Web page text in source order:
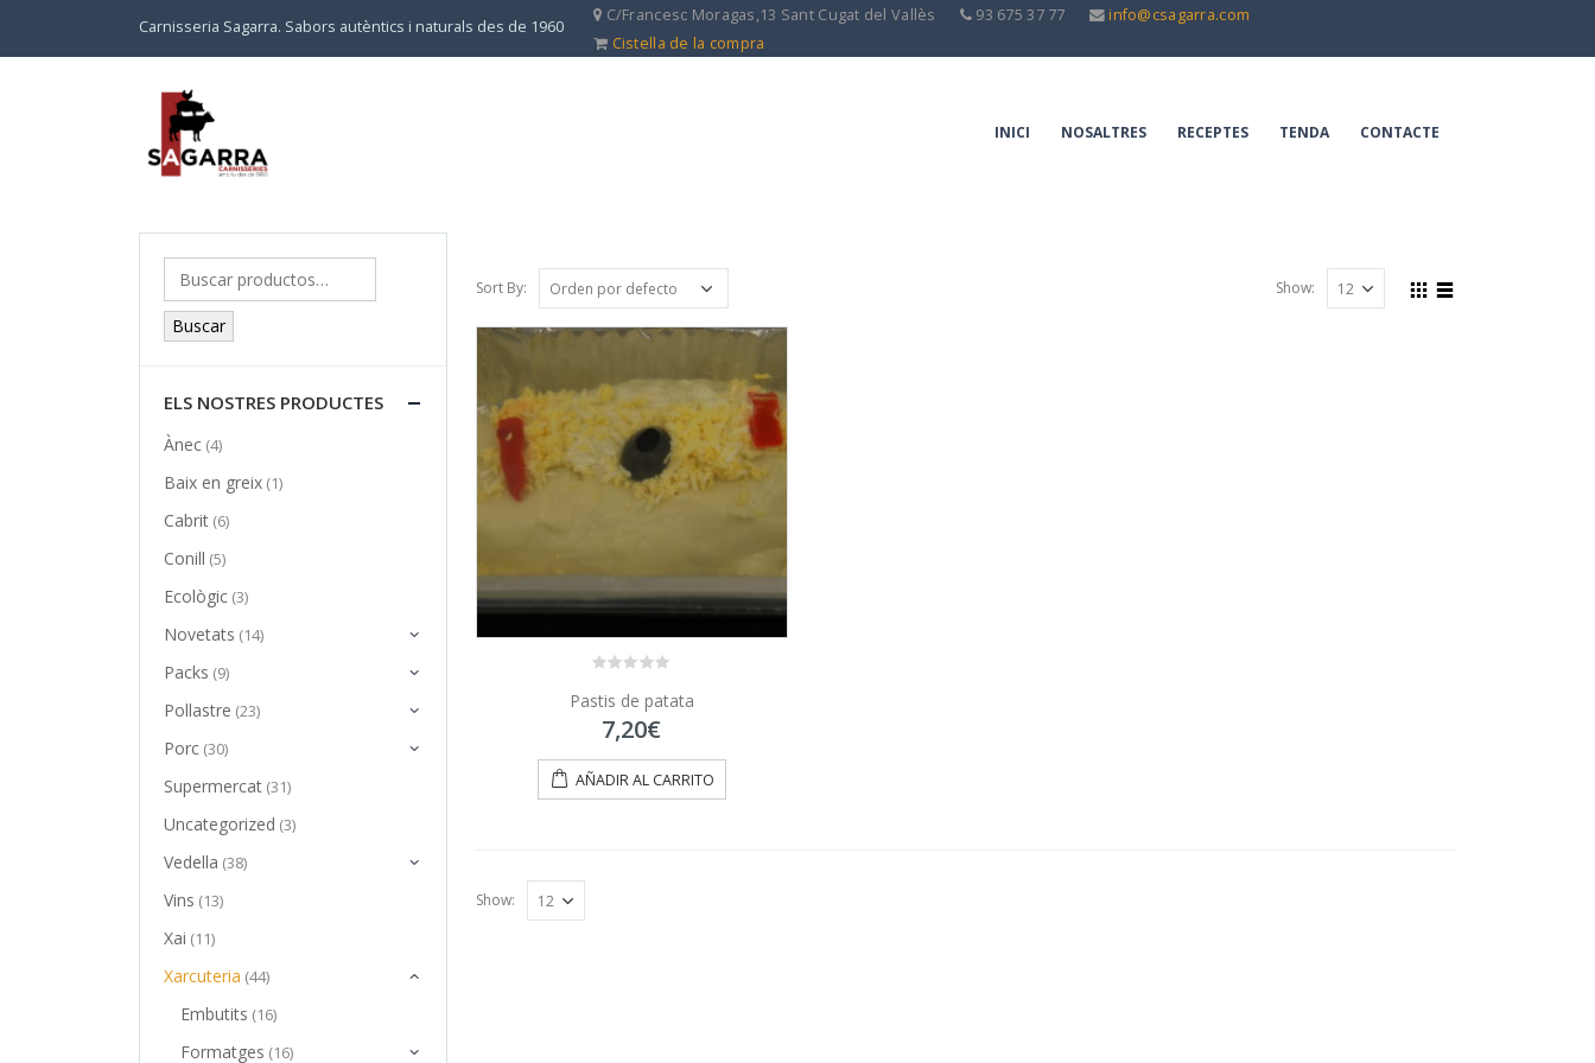
Carnisseria Sagarra. Sabors autèntics i naturals des de 1960
C/Francesc Moragas,13 Sant Cugat del Vallès 93 675 37 77
info@csagarra.com
Cistella de la compra
INICI NOSALTRES RECEPTES TENDA CONTACTE
Sort By: Show:
out
Pastis de patata
7,20€
AÑADIR AL CARRITO
Show:
Buscar
ELS NOSTRES PRODUCTES
Ànec (4)
Baix en greix (1)
Cabrit (6)
Conill (5)
Ecològic (3)
Novetats (14)
Packs (9)
Pollastre (23)
Porc (30)
Supermercat (31)
Uncategorized (3)
Vedella (38)
Vins (13)
Xai (11)
Xarcuteria (44)
Embutits (16)
Formatges (16)